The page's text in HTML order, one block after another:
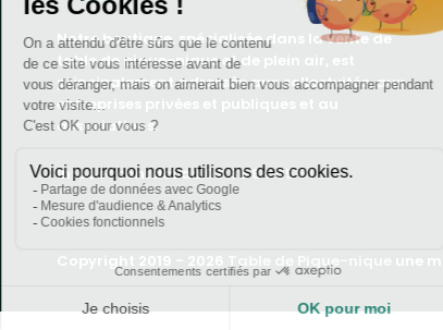
Notre boutique, spécialisée dans la vente de
table de pique-nique et de plein air, est
principalement adressée aux collectvités, aux
entreprises privées et publiques et au
associations.
Infos et contact au04 86 84 05 81
Copyright 2019 - 2026 Table de Pique-nique une